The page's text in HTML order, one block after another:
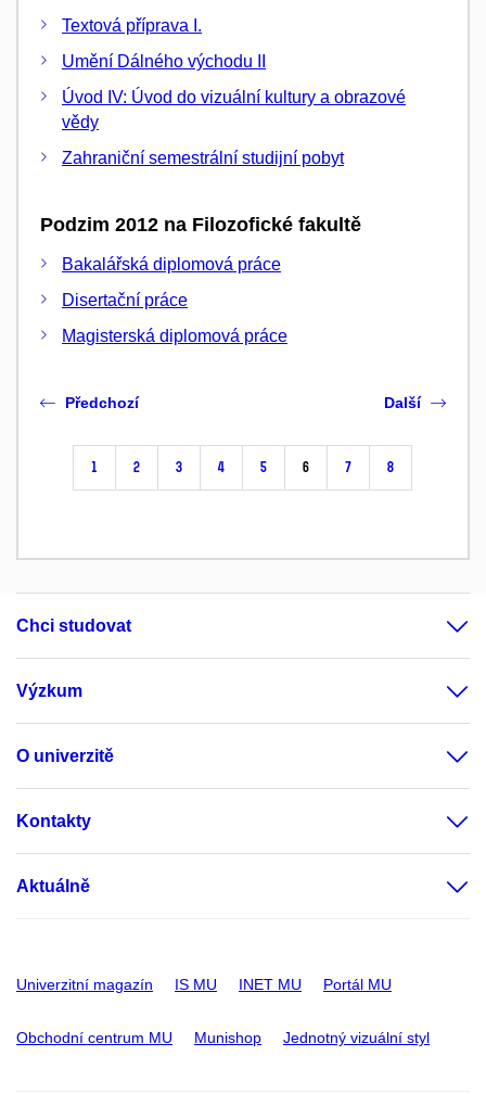
Textová příprava I.
Umění Dálného východu II
Úvod IV: Úvod do vizuální kultury a obrazové
vědy
Zahraniční semestrální studijní pobyt
Podzim 2012 na Filozofické fakultě
Bakalářská diplomová práce
Disertační práce
Magisterská diplomová práce
Předchozí
1 2 3 4 5 6 7 8
Další
Chci studovat
Výzkum
O univerzitě
Kontakty
Aktuálně
Univerzitní magazín IS MU INET MU Portál MU
Obchodní centrum MU Munishop Jednotný vizuální styl